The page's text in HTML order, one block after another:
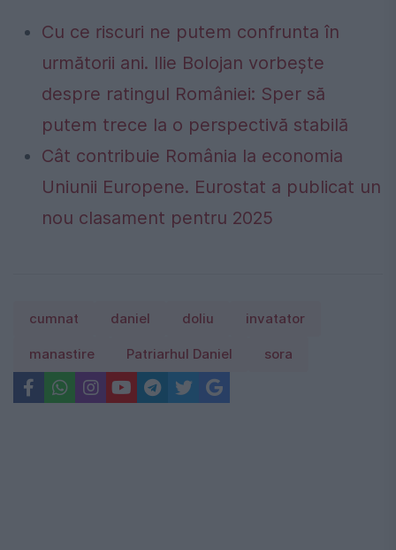
Cu ce riscuri ne putem confrunta în
următorii ani. Ilie Bolojan vorbește
despre ratingul României: Sper să
putem trece la o perspectivă stabilă
Cât contribuie România la economia
Uniunii Europene. Eurostat a publicat un
nou clasament pentru 2025
cumnat daniel doliu invatator
manastire Patriarhul Daniel sora